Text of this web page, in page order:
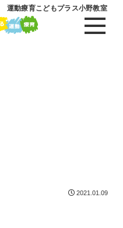
運動療育こどもプラス小野教室
2021.01.09